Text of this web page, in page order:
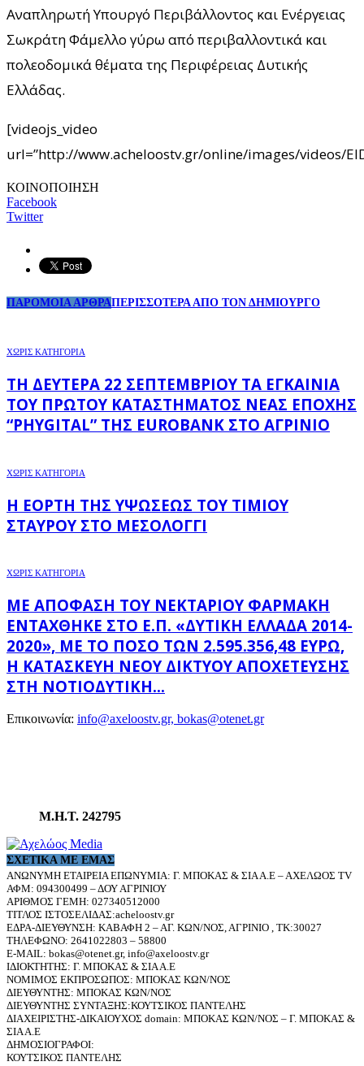
Αναπληρωτή Υπουργό Περιβάλλοντος και Ενέργειας
Σωκράτη Φάμελλο γύρω από περιβαλλοντικά και
πολεοδομικά θέματα της Περιφέρειας Δυτικής
Ελλάδας.
[videojs_video
url=”http://www.acheloostv.gr/online/images/videos/
ΚΟΙΝΟΠΟΙΗΣΗ
Facebook
Twitter
ΠΑΡΟΜΟΙΑ ΑΡΘΡΑΠΕΡΙΣΣΟΤΕΡΑ ΑΠΟ ΤΟΝ ΔΗΜΙΟΥΡΓΟ
ΧΩΡΊΣ ΚΑΤΗΓΟΡΊΑ
ΤΗ ΔΕΥΤΈΡΑ 22 ΣΕΠΤΕΜΒΡΊΟΥ ΤΑ ΕΓΚΑΊΝΙΑ
ΤΟΥ ΠΡΏΤΟΥ ΚΑΤΑΣΤΉΜΑΤΟΣ ΝΈΑΣ ΕΠΟΧΉΣ
“PHYGITAL” ΤΗΣ EUROBANK ΣΤΟ ΑΓΡΊΝΙΟ
ΧΩΡΊΣ ΚΑΤΗΓΟΡΊΑ
Η ΕΟΡΤΉ ΤΗΣ ΥΨΏΣΕΩΣ ΤΟΥ ΤΙΜΊΟΥ
ΣΤΑΥΡΟΎ ΣΤΟ ΜΕΣΟΛΌΓΓΙ
ΧΩΡΊΣ ΚΑΤΗΓΟΡΊΑ
ΜΕ ΑΠΌΦΑΣΗ ΤΟΥ ΝΕΚΤΆΡΙΟΥ ΦΑΡΜΆΚΗ
ΕΝΤΆΧΘΗΚΕ ΣΤΟ Ε.Π. «ΔΥΤΙΚΉ ΕΛΛΆΔΑ 2014-
2020», ΜΕ ΤΟ ΠΟΣΌ ΤΩΝ 2.595.356,48 ΕΥΡΏ,
Η ΚΑΤΑΣΚΕΥΉ ΝΈΟΥ ΔΙΚΤΎΟΥ ΑΠΟΧΈΤΕΥΣΗΣ
ΣΤΗ ΝΟΤΙΟΔΥΤΙΚΉ...
Επικοινωνία: info@axeloostv.gr, bokas@otenet.gr
Μ.Η.Τ. 242795
ΣΧΕΤΙΚΆ ΜΕ ΕΜΆΣ
ΑΝΩΝΥΜΗ ΕΤΑΙΡΕΙΑ ΕΠΩΝΥΜΙΑ: Γ. ΜΠΟΚΑΣ & ΣΙΑ Α.Ε – ΑΧΕΛΩΟΣ TV
ΑΦΜ: 094300499 – ΔΟΥ ΑΓΡΙΝΙΟΥ
ΑΡΙΘΜΟΣ ΓΕΜΗ: 027340512000
ΤΙΤΛΟΣ ΙΣΤΟΣΕΛΙΔΑΣ:acheloostv.gr
ΕΔΡΑ-ΔΙΕΥΘΥΝΣΗ: ΚΑΒΑΦΗ 2 – ΑΓ. ΚΩΝ/ΝΟΣ, ΑΓΡΙΝΙΟ , ΤΚ:30027
ΤΗΛΕΦΩΝΟ: 2641022803 – 58800
E-MAIL: bokas@otenet.gr, info@axeloostv.gr
ΙΔΙΟΚΤΗΤΗΣ: Γ. ΜΠΟΚΑΣ & ΣΙΑ Α.Ε
ΝΟΜΙΜΟΣ ΕΚΠΡΟΣΩΠΟΣ: ΜΠΟΚΑΣ ΚΩΝ/ΝΟΣ
ΔΙΕΥΘΥΝΤΗΣ: ΜΠΟΚΑΣ ΚΩΝ/ΝΟΣ
ΔΙΕΥΘΥΝΤΗΣ ΣΥΝΤΑΞΗΣ:ΚΟΥΤΣΙΚΟΣ ΠΑΝΤΕΛΗΣ
ΔΙΑΧΕΙΡΙΣΤΗΣ-ΔΙΚΑΙΟΥΧΟΣ domain: ΜΠΟΚΑΣ ΚΩΝ/ΝΟΣ – Γ. ΜΠΟΚΑΣ &
ΣΙΑ Α.Ε
ΔΗΜΟΣΙΟΓΡΑΦΟΙ:
ΚΟΥΤΣΙΚΟΣ ΠΑΝΤΕΛΗΣ